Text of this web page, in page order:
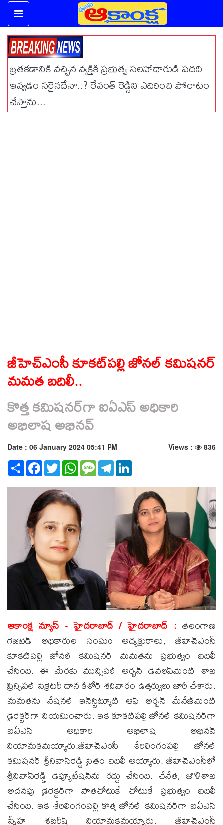
బ్రతకడానికి వచ్చిన వ్యక్తికి ప్రభుత్వ సలహాదారుడి పదవి
ఇవ్వడం సరైనదేనా..? రేవంత్ రెడ్డిని ఎదిరించి పోరాటం
చేస్తాను...
జీహెచ్‌ఎంసీ కూకట్‌పల్లి జోనల్‌ కమిషనర్‌
మమత బదిలీ..
కొత్త కమిషనర్‌గా ఐఏఎస్‌ అధికారి
అభిలాష అభినవ్‌
Date : 06 January 2024 05:41 PM Views :
836
Share Facebook
TwitterWhatsAppMessageTelegram
ఆకాంక్ష న్యూస్ - హైదరాబాద్ / హైదరాబాద్ : తెలంగాణ
గెజిటెడ్‌ అధికారుల సంఘం అధ్యక్షురాలు, జీహెచ్‌ఎంసీ
కూకట్‌పల్లి జోనల్‌ కమిషనర్‌ మమతను ప్రభుత్వం బదిలీ
చేసింది. ఈ మేరకు మున్సిపల్‌ అర్బన్‌ డెవలప్‌మెంట్‌ శాఖ
ప్రిన్సిపల్‌ సెక్రెటరీ దాన కిశోర్‌ శనివారం ఉత్తర్వులు జారీ చేశారు.
మమతను నేషనల్‌ ఇన్‌స్టిట్యూట్‌ ఆఫ్‌ అర్బన్‌ మేనేజ్‌మెంట్‌
డైరెక్టర్‌గా నియమించారు. ఇక కూకట్‌పల్లి జోనల్‌ కమిషనర్‌గా
ఐఏఎస్‌ అధికారి అభిలాష అభినవ్‌
నియామకమయ్యారు.జీహెచ్‌ఎంసీ శేరిలింగంపల్లి జోనల్‌
కమిషనర్‌ శ్రీనివాస్‌రెడ్డి సైతం బదిలీ అయ్యారు. జీహెచ్‌ఎంసీలో
శ్రీనివాస్‌రెడ్డి డెప్యూటేషన్‌ను రద్దు చేసింది. చేనేత, జౌళిశాఖ
అదనపు డైరెక్టర్‌గా పాతచోటుకే చోటుకే ప్రభుత్వం బదిలీ
చేసింది. ఇక శేరిలింగంపల్లి కొత్త జోనల్‌ కమిషనర్‌గా ఐఏఎస్‌
స్నేహ శబరీష్‌ నియామకమయ్యారు. జీహెచ్‌ఎంసీ